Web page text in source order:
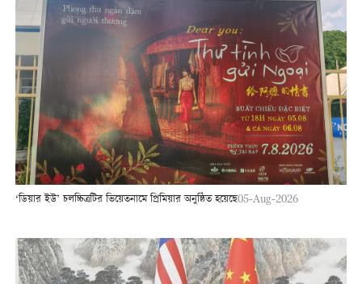
‘ডিয়ার ইউ’ চলচ্চিত্রটির ভিয়েতনামে প্রিমিয়ার অনুষ্ঠিত হয়েছে05-Aug-2026